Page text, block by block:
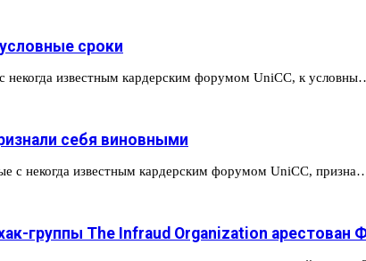
сроки
некогда известным кардерским форумом UniCC, к
себя виновными
с некогда известным кардерским форумом UniCC,
группы The Infraud Organization арестован